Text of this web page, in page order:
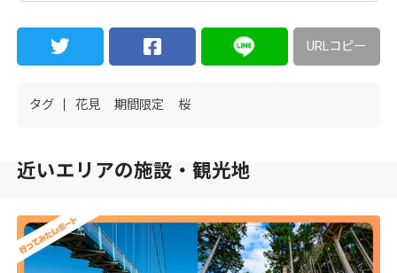
URLコピー
タグ 花見 期間限定 桜
近いエリアの施設・観光地